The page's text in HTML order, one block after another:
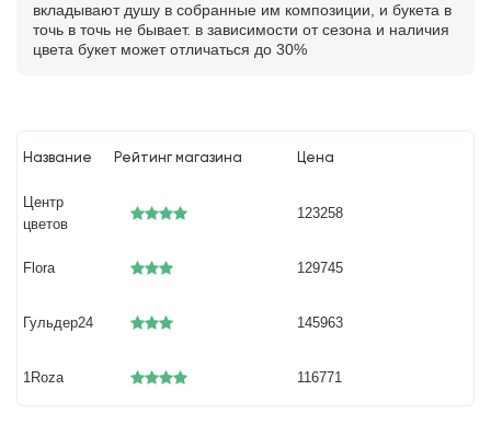
вкладывают душу в собранные им композиции, и букета в
точь в точь не бывает. в зависимости от сезона и наличия
цвета букет может отличаться до 30%
Название Рейтинг магазина Цена
Центр
цветов
123258
Flora 129745
Гульдер24 145963
1Roza 116771